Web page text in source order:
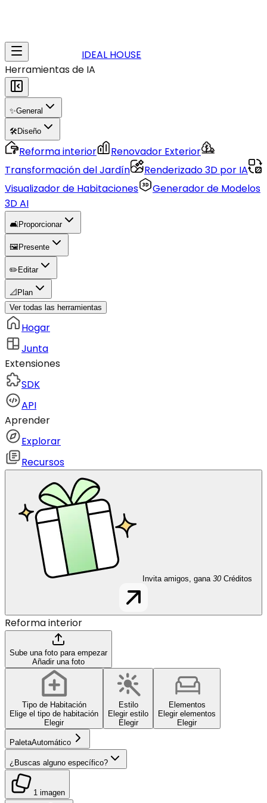
IDEAL HOUSE
Herramientas de IA
✨General
🛠️Diseño
Reforma interior
Renovador Exterior
Transformación del Jardín
Renderizado 3D por IA
Visualizador de Habitaciones
Generador de Modelos
3D AI
🛋️Proporcionar
🖼️ Presente
✏️ Editar
📐 Plan
Ver todas las herramientas
Hogar
Junta
Extensiones
SDK
API
Aprender
Explorar
Recursos
Invita amigos, gana 30 Créditos
Reforma interior
Sube una foto para empezar
Añadir una foto
Tipo de Habitación
Elige el tipo de habitación
Elegir
Estilo
Elegir estilo
Elegir
Elementos
Elegir elementos
Elegir
PaletaAutomático
¿Buscas alguno específico?
1 imagen